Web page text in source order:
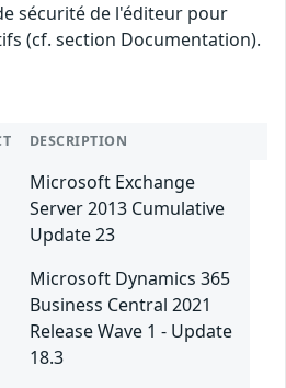
sécurité de l'éditeur pour
(cf. section Documentation).
DESCRIPTION
Microsoft Exchange
Server 2013 Cumulative
Update 23
Microsoft Dynamics 365
Business Central 2021
Release Wave 1 - Update
18.3